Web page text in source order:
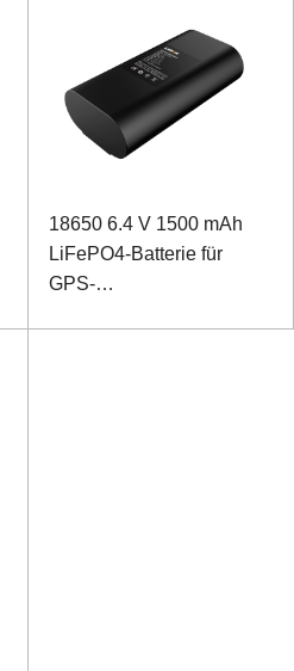
18650 6.4 V 1500 mAh
LiFePO4-Batterie für
GPS-